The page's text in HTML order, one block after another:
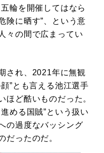
輪を開催してはなら
険に晒す”、という意
々の間で広まってい
され、2021年に無観
”とも言える池江選手
ほど酷いものだった。
める国賊”という扱い
の過度なバッシング
だったのだ。